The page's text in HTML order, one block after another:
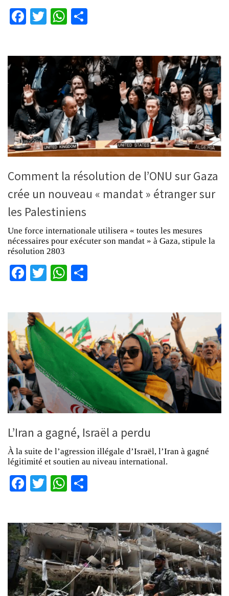
Facebook
TwitterWhatsApp
Comment la résolution de l’ONU sur Gaza
crée un nouveau « mandat » étranger sur
les Palestiniens
Une force internationale utilisera « toutes les mesures
nécessaires pour exécuter son mandat » à Gaza, stipule la
résolution 2803
Facebook
TwitterWhatsApp
L’Iran a gagné, Israël a perdu
À la suite de l’agression illégale d’Israël, l’Iran à gagné
légitimité et soutien au niveau international.
Facebook
TwitterWhatsApp